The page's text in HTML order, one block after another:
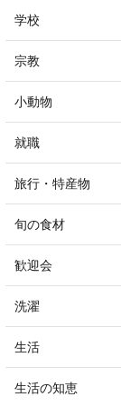
学校
宗教
小動物
就職
旅行・特産物
旬の食材
歓迎会
洗濯
生活
生活の知恵